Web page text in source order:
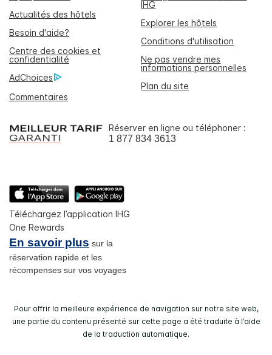
IHG
Actualités des hôtels
Explorer les hôtels
Besoin d'aide?
Conditions d'utilisation
Centre des cookies et
confidentialité
Ne pas vendre mes
informations personnelles
AdChoices
Plan du site
Commentaires
Réserver en ligne ou téléphoner :
1 877 834 3613
Téléchargez l’application IHG
One Rewards
En savoir plus sur la
réservation rapide et les
récompenses sur vos voyages
Pour offrir la meilleure expérience de navigation sur notre site web,
une partie du contenu présenté sur cette page a été traduite à l’aide
de la traduction automatique.